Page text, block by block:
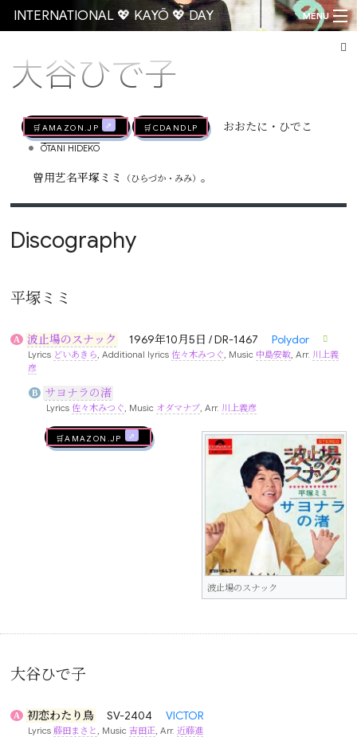
INTERNATIONAL 💖 KAYŌ 💖 DAY MENU
大谷ひで子
🛒AMAZON.jp 🛒CDandLP おおたに・ひでこ
• ŌTANI HIDEKO
曾用艺名平塚ミミ （ひらづか・みみ）。
Discography
平塚ミミ
A 波止場のスナック 1969年10月5日 / DR-1467 Polydor
Lyrics どいあきら, Additional lyrics佐々木みつぐ, Music 中島安敏, Arr. 川上義
彦
B サヨナラの渚
Lyrics 佐々木みつぐ , Music オダマナブ, Arr. 川上義彦
波止場のスナック
🛒AMAZON.jp
大谷ひで子
A 初恋わたり鳥 SV-2404 VICTOR
Lyrics藤田まさと, Music吉田正, Arr.近藤進